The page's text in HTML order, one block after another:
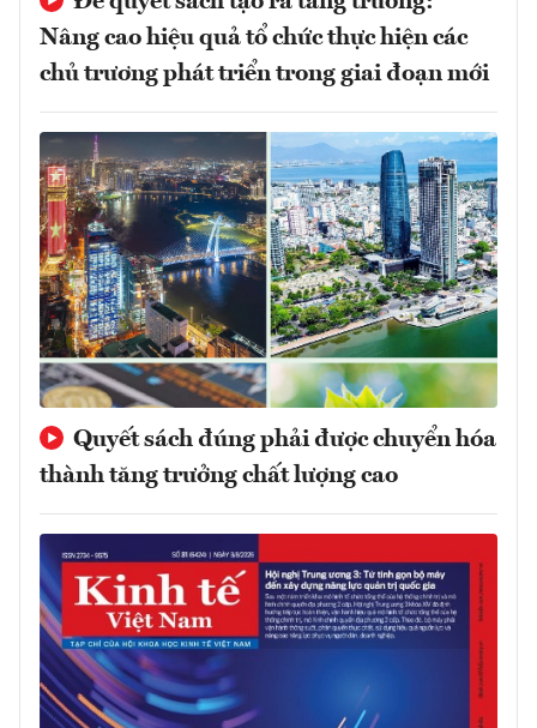
Nâng cao hiệu quả tổ chức thực hiện các
chủ trương phát triển trong giai đoạn mới
Quyết sách đúng phải được chuyển hóa
thành tăng trưởng chất lượng cao